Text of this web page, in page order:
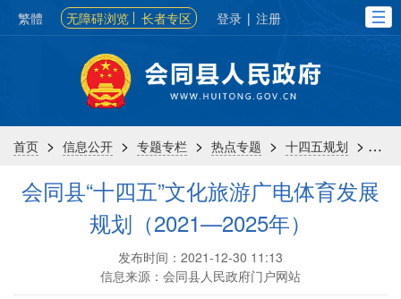
繁體 无障碍浏览 长者专区 登录 | 注册
首页 > 信息公开 > 专题专栏 > 热点专题 > 十四五规划 > 专
会同县“十四五”文化旅游广电体育发展
规划（2021—2025年）
发布时间：2021-12-30 11:13
信息来源：会同县人民政府门户网站